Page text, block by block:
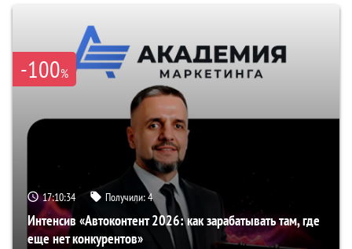
-100%
17:10:33 Получили:4
Интенсив «Автоконтент 2026: как зарабатывать там, где
еще нет конкурентов»